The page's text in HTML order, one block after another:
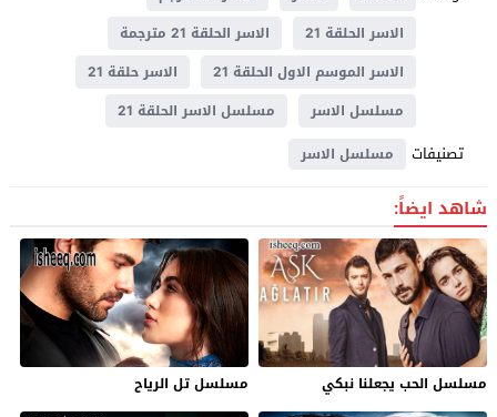
الاسر الحلقة 21
الاسر الحلقة 21 مترجمة
الاسر الموسم الاول الحلقة 21
الاسر حلقة 21
مسلسل الاسر
مسلسل الاسر الحلقة 21
تصنيفات مسلسل الاسر
شاهد ايضاً:
مسلسل الحب يجعلنا نبكي مسلسل تل الرياح